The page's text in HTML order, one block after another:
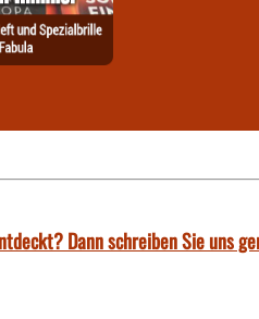
Dann schreiben Sie uns